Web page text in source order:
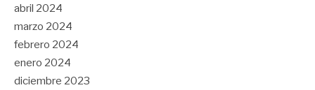
abril 2024
marzo 2024
febrero 2024
enero 2024
diciembre 2023